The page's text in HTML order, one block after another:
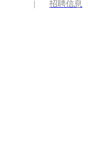
招聘信息